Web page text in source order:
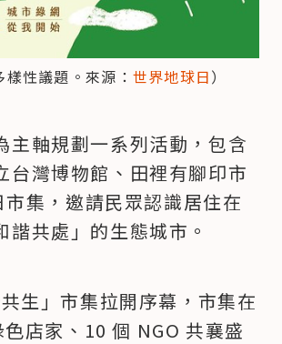
性議題。來源： 世界地球日）
主軸規劃一系列活動，包含
台灣博物館、田裡有腳印市
集，邀請民眾認識居住在
共處」的生態城市。
生」市集拉開序幕，市集在
店家、10 個 NGO 共襄盛